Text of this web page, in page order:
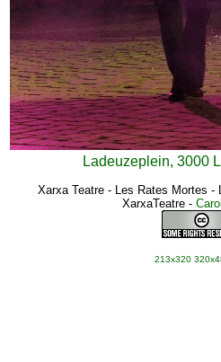
Ladeuzeplein, 3000
Xarxa Teatre - Les Rates Mortes -
XarxaTeatre-
213x320